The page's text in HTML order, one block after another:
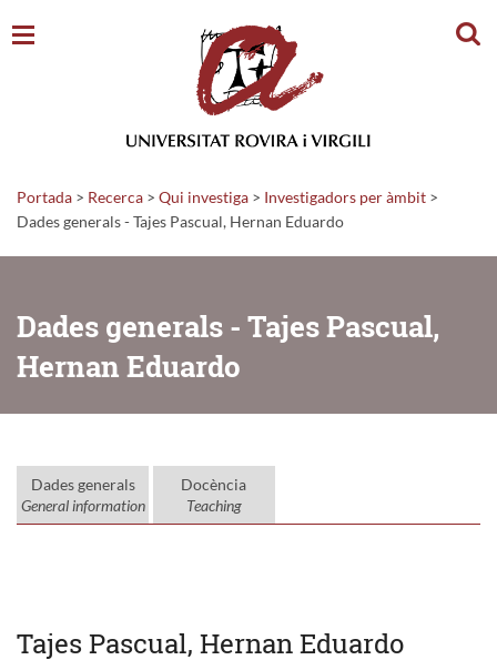
Portada > Recerca > Qui investiga > Investigadors per àmbit >
Dades generals - Tajes Pascual, Hernan Eduardo
Dades generals - Tajes Pascual,
Hernan Eduardo
Dades generals
General information
Docència
Teaching
Tajes Pascual, Hernan Eduardo